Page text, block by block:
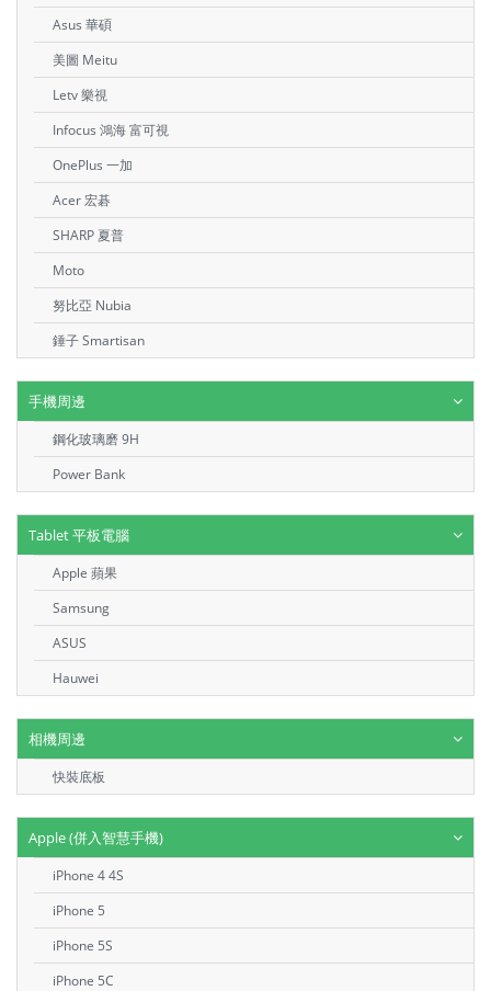
Asus 華碩
美圖 Meitu
Letv 樂視
Infocus 鴻海 富可視
OnePlus 一加
Acer 宏碁
SHARP 夏普
Moto
努比亞 Nubia
錘子 Smartisan
手機周邊
鋼化玻璃磨 9H
Power Bank
Tablet 平板電腦
Apple 蘋果
Samsung
ASUS
Hauwei
相機周邊
快裝底板
Apple (併入智慧手機)
iPhone 4 4S
iPhone 5
iPhone 5S
iPhone 5C